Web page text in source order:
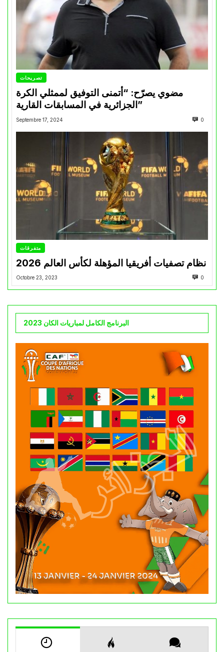
تصريحات
مضوي يصرّح: “أتمنى التوفيق لممثلي الكرة
الجزائرية في المسابقات القارية”
Septembre 17, 2024 0
متفرقات
نظام تصفيات أفريقيا المؤهلة لكأس العالم 2026
Octobre 23, 2023 0
البرنامج الكامل لمباريات الكان 2023